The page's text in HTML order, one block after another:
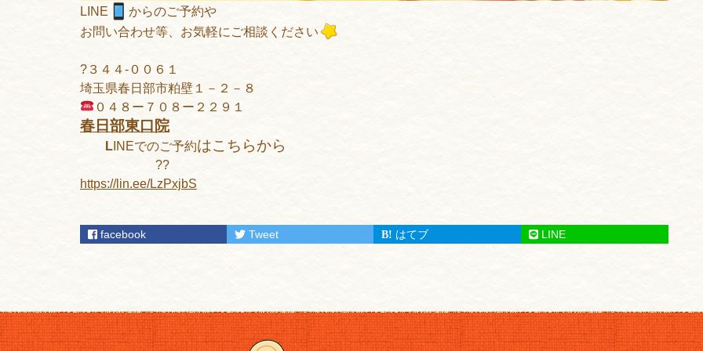
LINE
からのご予約や
お問い合わせ等、お気軽にご相談ください
?３４４-００６１
埼玉県春日部市粕壁１－２－８
０４８ー７０８ー２２９１
春日部東口院
L INEでのご予約はこちらから
??
https://lin.ee/LzPxjbS
facebook Tweet はてブ LINE